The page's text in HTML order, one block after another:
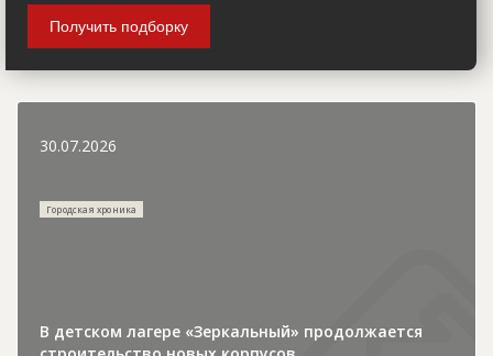
30.07.2026
Городская хроника
В детском лагере «Зеркальный» продолжается
Получить подборку